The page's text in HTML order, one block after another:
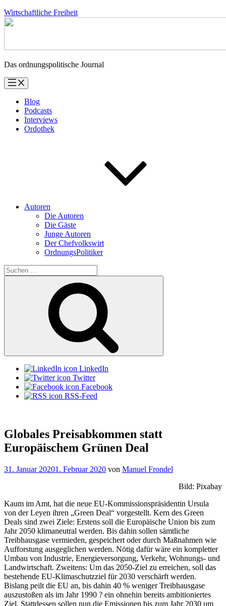
Zum
Inhalt
Wirtschaftliche Freiheit
Das ordnungspolitische Journal
Blog
Podcasts
Interviews
Ordothek
Autoren
Die Autoren
Die Gäste
Junge Autoren
Der Chefvolkswirt
OrdnungsPolitiker
Suchen
nach:
LinkedIn
Twitter
Facebook
RSS-Feed
Globales Preisabkommen statt
Europäischem Grünen Deal
Veröffentlicht
31. Januar 20201. Februar 2020 von Manuel Frondel
Bild: Pixabay
Kaum im Amt, hat die neue EU-Kommissionspräsidentin Ursula
von der Leyen ihren „Green Deal“ vorgestellt. Kern des Green
Deals sind zwei Ziele: Erstens soll die Europäische Union bis zum
Jahr 2050 klimaneutral werden. Bis dahin sollen sämtliche
Treibhausgase vermieden, gespeichert oder durch Maßnahmen wie
Aufforstung ausgeglichen werden. Nötig dafür wäre ein kompletter
Umbau von Industrie, Energieversorgung, Verkehr, Wohnungs- und
Landwirtschaft. Zweitens: Um das 2050-Ziel zu erreichen, soll das
bestehende EU-Klimaschutzziel für 2030 verschärft werden.
Bislang peilt die EU an, bis dahin 40 % weniger Treibhausgase
auszustoßen als im Jahr 1990 ? ein ohnehin bereits ambitioniertes
Ziel. Stattdessen sollen nun die Emissionen bis zum Jahr 2030 um